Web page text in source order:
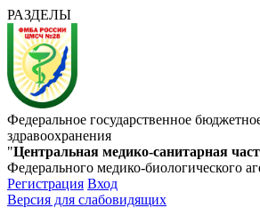
РАЗДЕЛЫ
Федеральное государственное
здравоохранения
"Центральная медико-санитарная
Федерального медико-биологического
Регистрация Вход
Версия для слабовидящих